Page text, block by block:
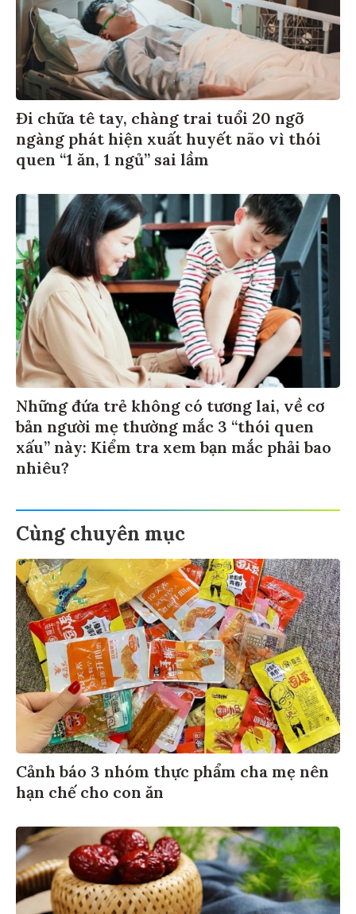
Đi chữa tê tay, chàng trai tuổi 20 ngỡ
ngàng phát hiện xuất huyết não vì thói
quen “1 ăn, 1 ngủ” sai lầm
Những đứa trẻ không có tương lai, về cơ
bản người mẹ thường mắc 3 “thói quen
xấu” này: Kiểm tra xem bạn mắc phải bao
nhiêu?
Cùng chuyên mục
Cảnh báo 3 nhóm thực phẩm cha mẹ nên
hạn chế cho con ăn